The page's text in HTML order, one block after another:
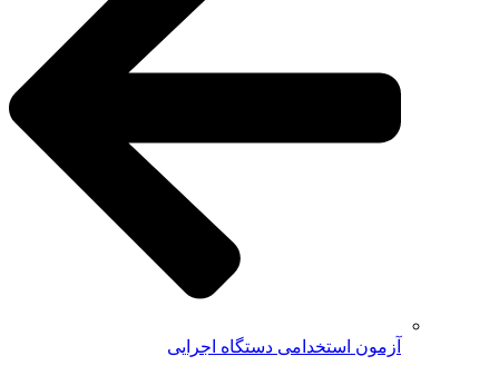
آزمون استخدامی دستگاه اجرایی